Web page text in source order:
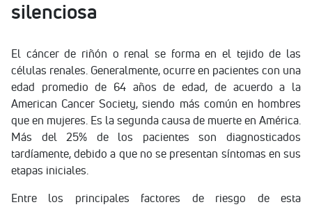
silenciosa
El cáncer de riñón o renal se forma en el tejido de las
células renales. Generalmente, ocurre en pacientes con una
edad promedio de 64 años de edad, de acuerdo a la
American Cancer Society, siendo más común en hombres
que en mujeres. Es la segunda causa de muerte en América.
Más del 25% de los pacientes son diagnosticados
tardíamente, debido a que no se presentan síntomas en sus
etapas iniciales.
Entre los principales factores de riesgo de esta